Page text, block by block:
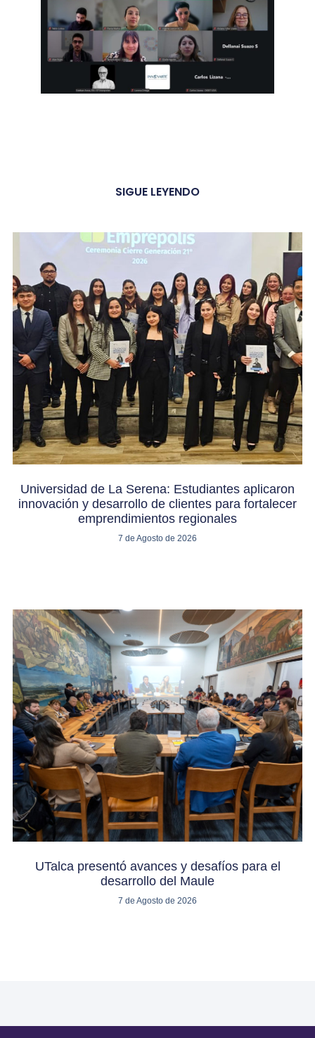
SIGUE LEYENDO
Universidad de La Serena: Estudiantes aplicaron
innovación y desarrollo de clientes para fortalecer
emprendimientos regionales
7 de Agosto de 2026
UTalca presentó avances y desafíos para el
desarrollo del Maule
7 de Agosto de 2026